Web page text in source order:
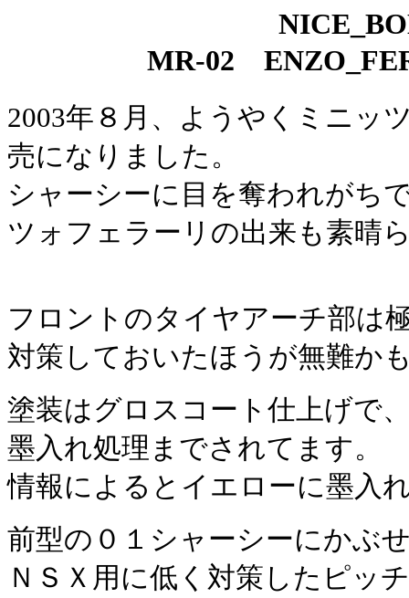
MR-02
2003年８月、ようやくミニッ
売になりました。
シャーシーに目を奪われがち
ツォフェラーリの出来も素晴
フロントのタイヤアーチ部は
対策しておいたほうが無難か
塗装はグロスコート仕上げで
墨入れ処理までされてます。
情報によるとイエローに墨入
前型の０１シャーシーにかぶ
ＮＳＸ用に低く対策したピッ